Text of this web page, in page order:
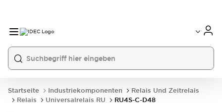
Startseite Industriekomponenten
Relais Und Zeitrelais
Relais
Universalrelais RU RU4S-C-D48